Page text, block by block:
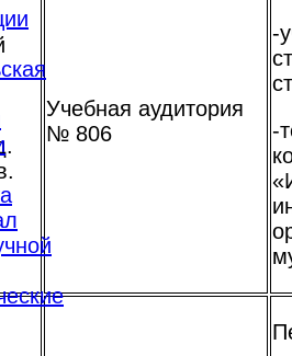
Учебная аудитория
№ 806
-
-